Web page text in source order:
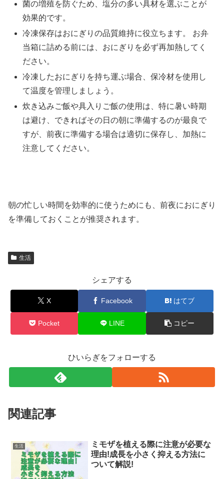
菌の増殖を防ぐため、塩分の多い具材を選ぶことが
効果的です。
冷凍保存はおにぎりの品質維持に役立ちます。 お弁
当箱に詰める前には、おにぎりを必ず再加熱してく
ださい。
冷凍したおにぎりを持ち運ぶ場合、保冷材を使用し
て温度を管理しましょう。
炊き込みご飯や具入りご飯の使用は、特に暑い時期
は避け、できればその日の朝に準備するのが最良で
すが、前夜に準備する場合は適切に保存し、加熱に
注意してください。
朝の忙しい時間を効率的に使うためにも、前夜におにぎり
を準備しておくことが推奨されます。
生活
シェアする
X Facebook はてブ
Pocket LINE コピー
ひいらぎをフォローする
関連記事
生活
ミモザを植える際に注意が必要な
理由!成長を小さく抑える方法に
ついて解説!